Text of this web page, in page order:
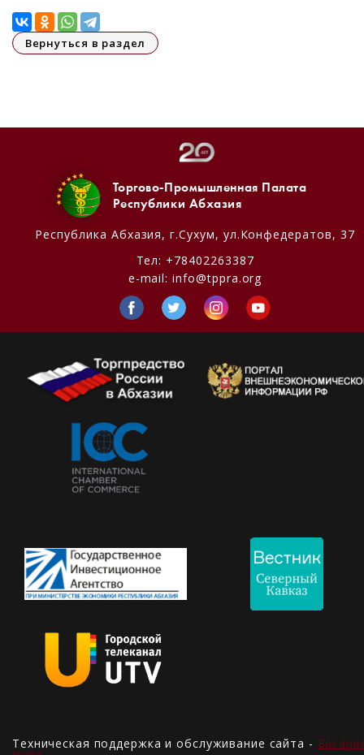
Вернуться в раздел
Торгово-Промышленная Палата
Республики Абхазия
Республика Абхазия, г.Сухум, ул.Конфедератов, 37
Тел: +78402263387
e-mail:info@tppra.org
Техническая поддержка и обслуживание сайта -